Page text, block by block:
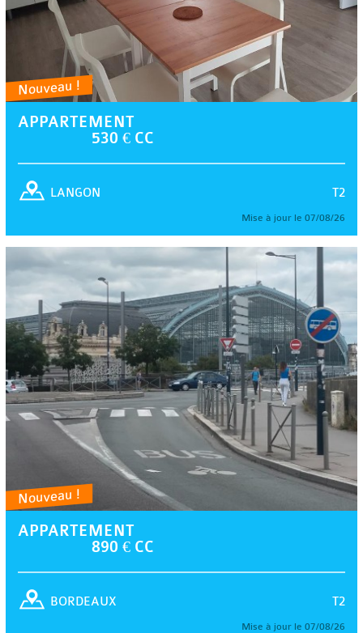
Nouveau !
APPARTEMENT
530 € CC
T2
LANGON
Mise à jour le 07/08/26
Nouveau !
APPARTEMENT
890 € CC
T2
BORDEAUX
Mise à jour le 07/08/26